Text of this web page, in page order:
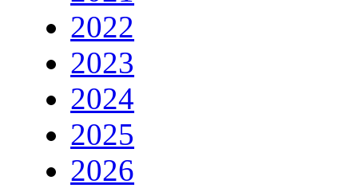
2022
2023
2024
2025
2026